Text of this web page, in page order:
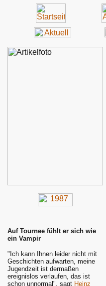
Auf Tournee fühlt er sich wie
ein Vampir
"Ich kann Ihnen leider nicht mit
Geschichten aufwarten, meine
Jugendzeit ist dermaßen
ereignislos verlaufen, das ist
schon unnormal", sagt Heinz